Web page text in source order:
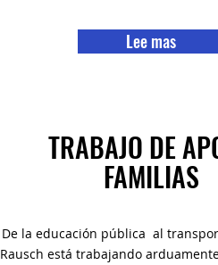
Lee mas
TRABAJO DE
FAMILIAS
De la educación pública al
Rausch está trabajando